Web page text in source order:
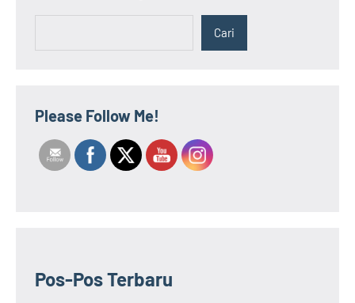
Cari
Please Follow Me!
Pos-Pos Terbaru